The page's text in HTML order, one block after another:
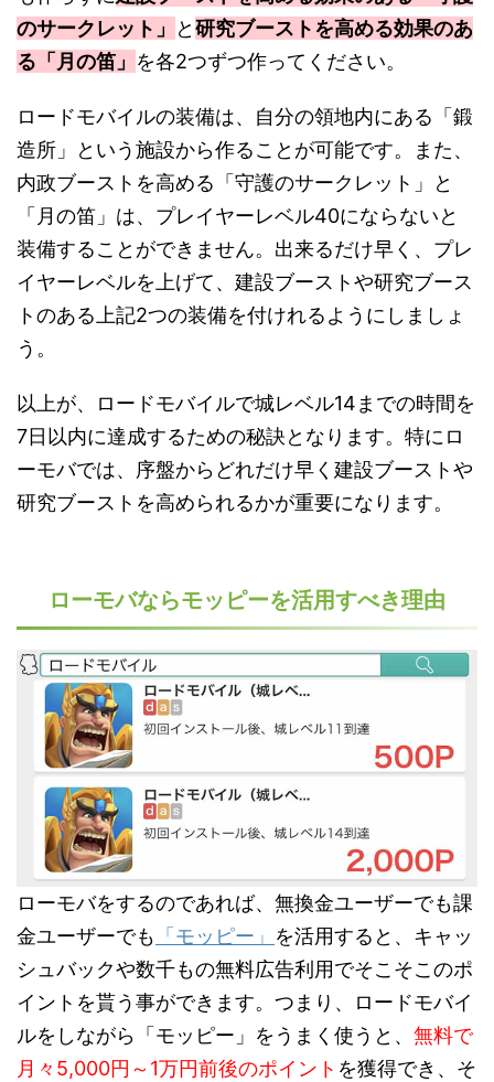
のサークレット」
と研究ブーストを高める効果のあ
る「月の笛」 を各2つずつ作ってください。
ロードモバイルの装備は、自分の領地内にある「鍛
造所」という施設から作ることが可能です。また、
内政ブーストを高める「守護のサークレット」と
「月の笛」は、プレイヤーレベル40にならないと
装備することができません。出来るだけ早く、プレ
イヤーレベルを上げて、建設ブーストや研究ブース
トのある上記2つの装備を付けれるようにしましょ
う。
以上が、ロードモバイルで城レベル14までの時間を
7日以内に達成するための秘訣となります。特にロ
ーモバでは、序盤からどれだけ早く建設ブーストや
研究ブーストを高められるかが重要になります。
ローモバならモッピーを活用すべき理由
ローモバをするのであれば、無換金ユーザーでも課
金ユーザーでも 「モッピー」 を活用すると、キャッ
シュバックや数千もの無料広告利用でそこそこのポ
イントを貰う事ができます。つまり、ロードモバイ
ルをしながら「モッピー」をうまく使うと、 無料で
月々5,000円～1万円前後のポイント を獲得でき、そ